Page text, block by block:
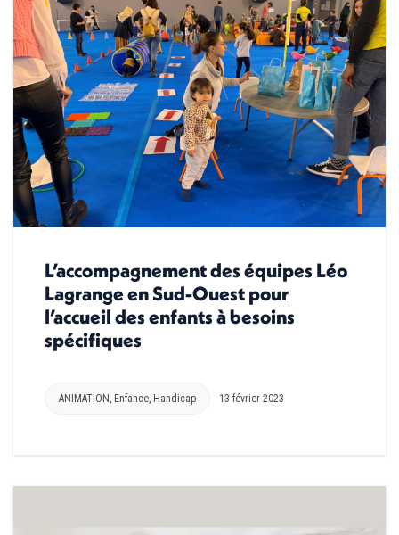
L’accompagnement des équipes Léo
Lagrange en Sud-Ouest pour
l’accueil des enfants à besoins
spécifiques
ANIMATION , Enfance, Handicap 13 février 2023